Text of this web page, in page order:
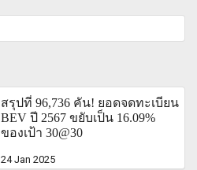
สรุปที่ 96,736 คัน! ยอดจดทะเบียน
BEV ปี 2567 ขยับเป็น 16.09%
ของเป้า 30@30
24 Jan 2025